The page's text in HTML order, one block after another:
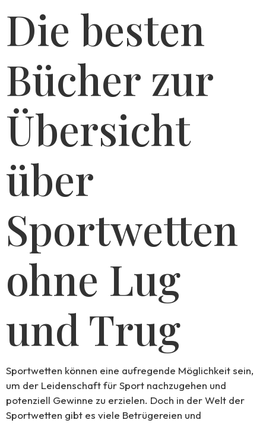
Die besten
Bücher zur
Übersicht
über
Sportwetten
ohne Lug
und Trug
Sportwetten können eine aufregende Möglichkeit sein,
um der Leidenschaft für Sport nachzugehen und
potenziell Gewinne zu erzielen. Doch in der Welt der
Sportwetten gibt es viele Betrügereien und